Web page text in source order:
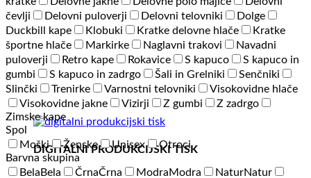
DIGITALNI PRODUKCIJSKI TISK
čevlji
Delovni puloverji Delovni telovniki
Dolge
Duckbill kape
Klobuki Kratke delovne hlače
Kratke
športne hlače
Markirke Naglavni trakovi
Navadni
puloverji
Retro kape Rokavice S kapuco
S kapuco in
gumbi
S kapuco in zadrgo Šali in Grelniki
Senčniki
Slinčki
Trenirke Varnostni telovniki
Visokovidne hlače
Visokovidne jakne
Vizirji Z gumbi
Z zadrgo
Zimske kape
Spol
Moški
Ženske Unisex
Otroci
Barvna skupina
Bela Bela ČrnaČrna ModraModra NaturNatur